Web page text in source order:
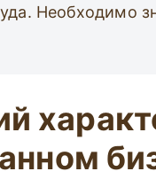
Необходимо